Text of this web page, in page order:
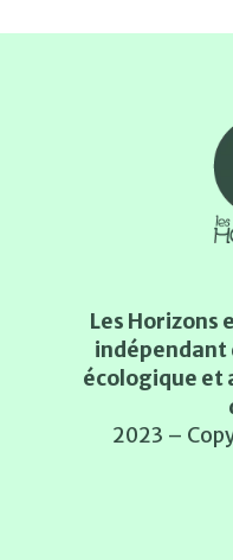
Les Horizons
indépendant
écologique et
2023 –